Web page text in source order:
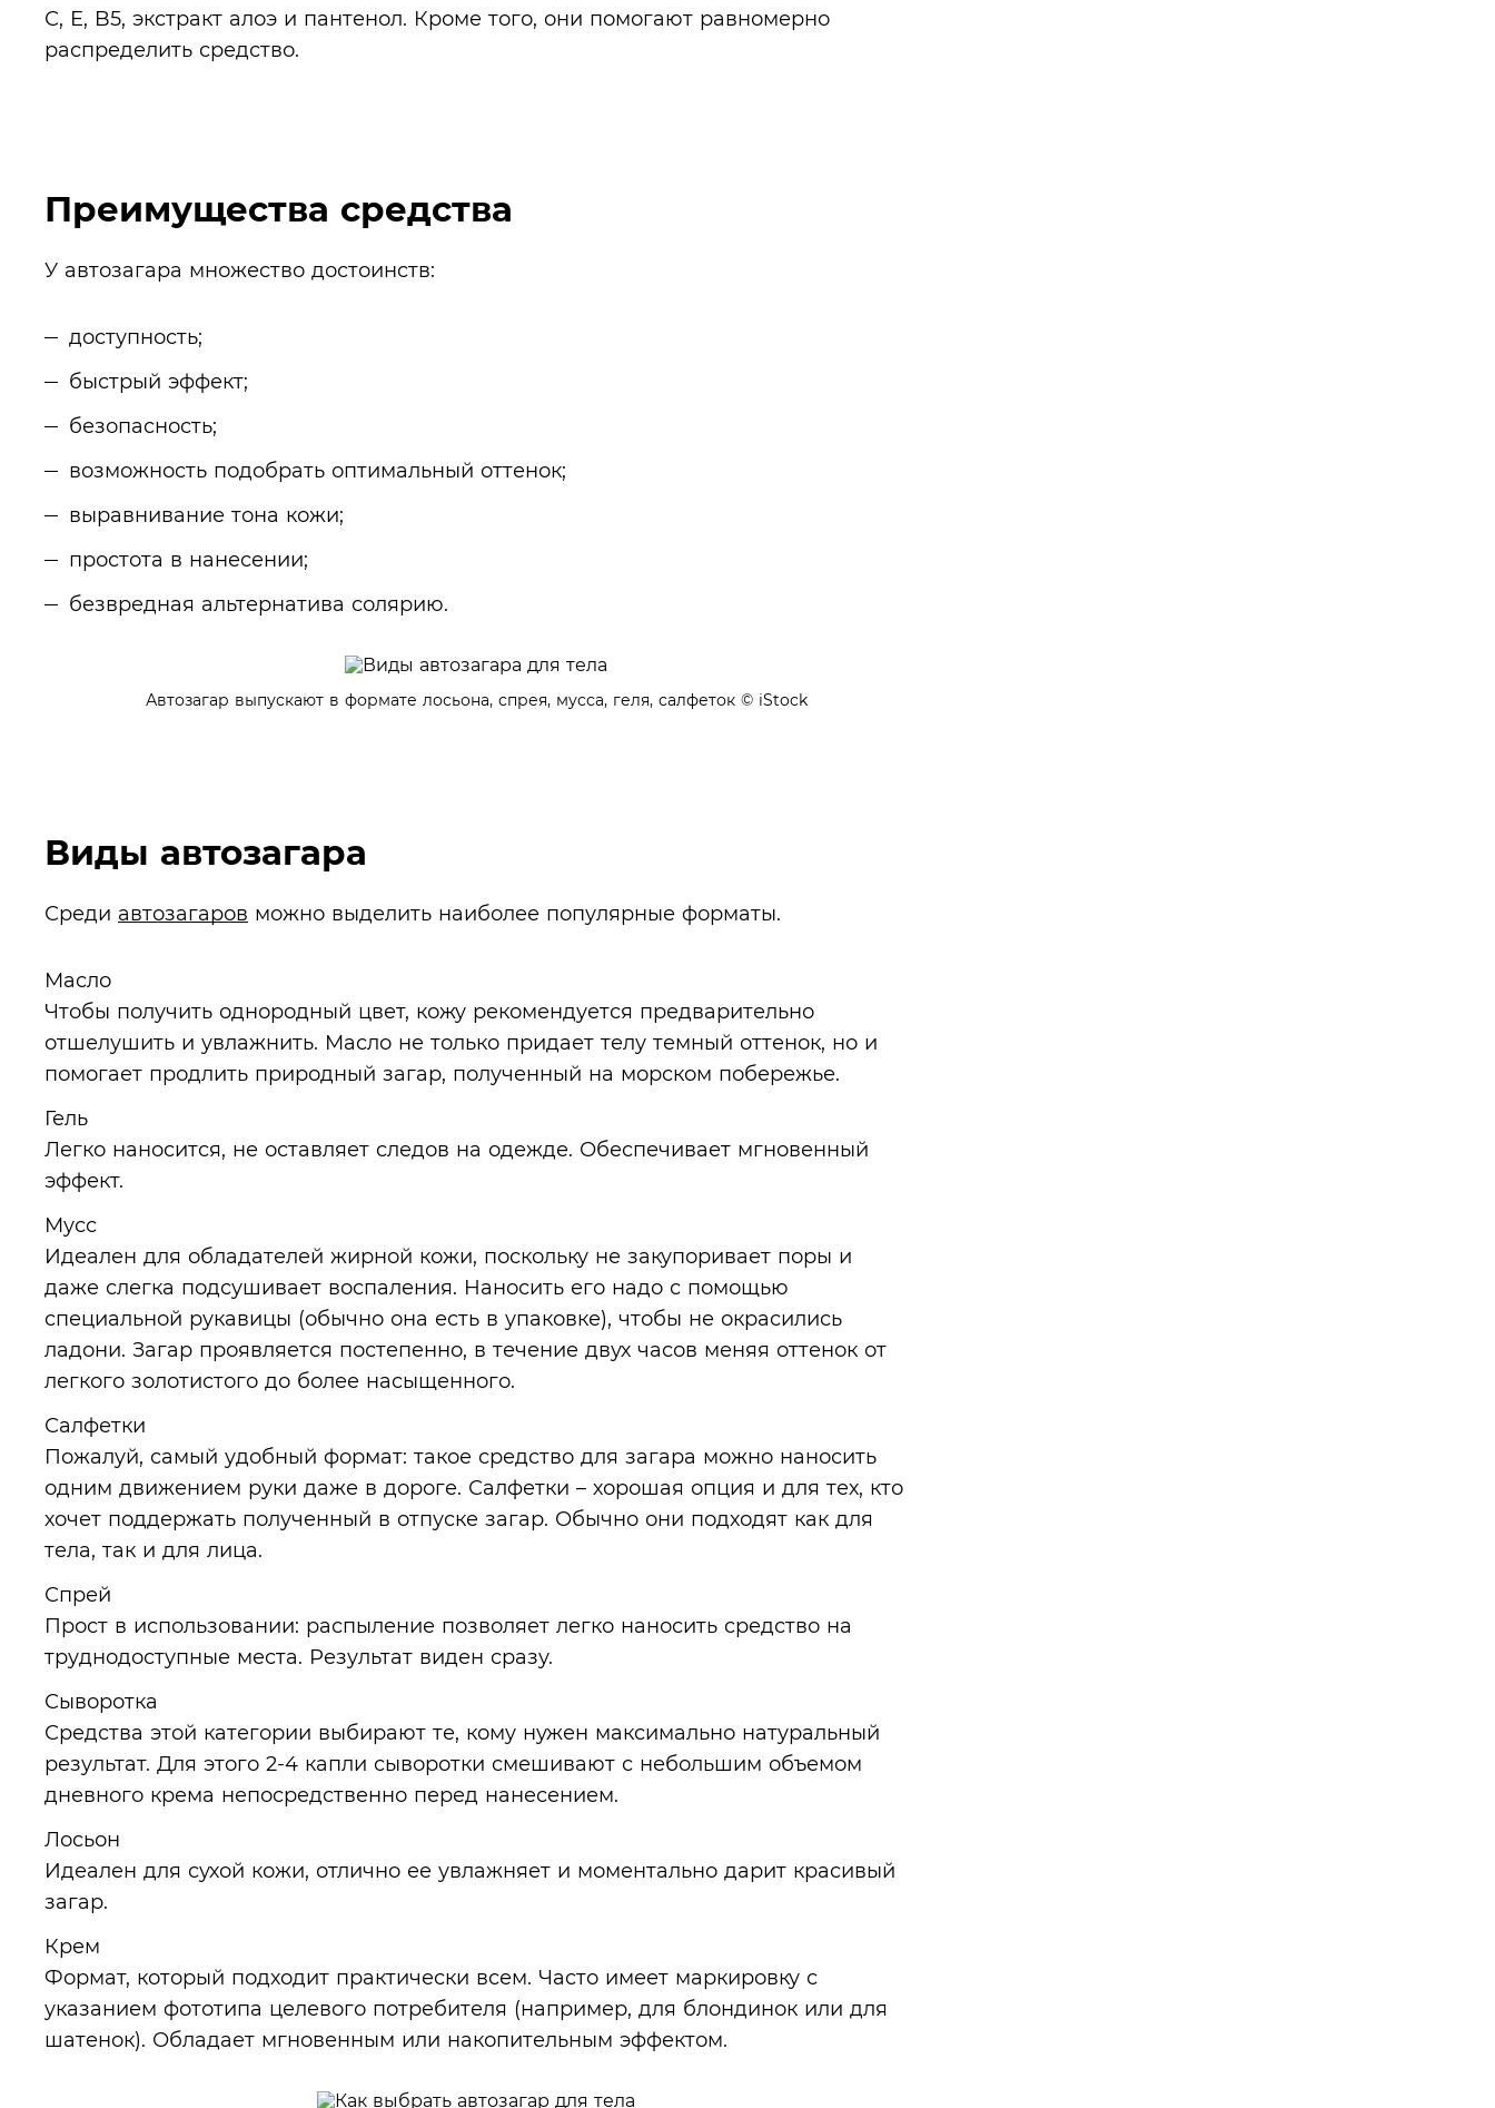
С, Е, B5, экстракт алоэ и пантенол. Кроме того, они помогают равномерно
распределить средство.
Преимущества средства
У автозагара множество достоинств:
доступность;
быстрый эффект;
безопасность;
возможность подобрать оптимальный оттенок;
выравнивание тона кожи;
простота в нанесении;
безвредная альтернатива солярию.
Автозагар выпускают в формате лосьона, спрея, мусса, геля, салфеток© iStock
Виды автозагара
Среди автозагаров можно выделить наиболее популярные форматы.
Масло
Чтобы получить однородный цвет, кожу рекомендуется предварительно
отшелушить и увлажнить. Масло не только придает телу темный оттенок, но и
помогает продлить природный загар, полученный на морском побережье.
Гель
Легко наносится, не оставляет следов на одежде. Обеспечивает мгновенный
эффект.
Мусс
Идеален для обладателей жирной кожи, поскольку не закупоривает поры и
даже слегка подсушивает воспаления. Наносить его надо с помощью
специальной рукавицы (обычно она есть в упаковке), чтобы не окрасились
ладони. Загар проявляется постепенно, в течение двух часов меняя оттенок от
легкого золотистого до более насыщенного.
Салфетки
Пожалуй, самый удобный формат: такое средство для загара можно наносить
одним движением руки даже в дороге. Салфетки – хорошая опция и для тех, кто
хочет поддержать полученный в отпуске загар. Обычно они подходят как для
тела, так и для лица.
Спрей
Прост в использовании: распыление позволяет легко наносить средство на
труднодоступные места. Результат виден сразу.
Сыворотка
Средства этой категории выбирают те, кому нужен максимально натуральный
результат. Для этого 2-4 капли сыворотки смешивают с небольшим объемом
дневного крема непосредственно перед нанесением.
Лосьон
Идеален для сухой кожи, отлично ее увлажняет и моментально дарит красивый
загар.
Крем
Формат, который подходит практически всем. Часто имеет маркировку с
указанием фототипа целевого потребителя (например, для блондинок или для
шатенок). Обладает мгновенным или накопительным эффектом.